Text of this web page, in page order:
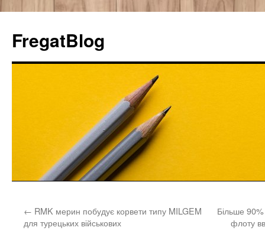
FregatBlog
← RMK мерин побудує корвети типу MILGEM
для турецьких військових
Більше
флоту